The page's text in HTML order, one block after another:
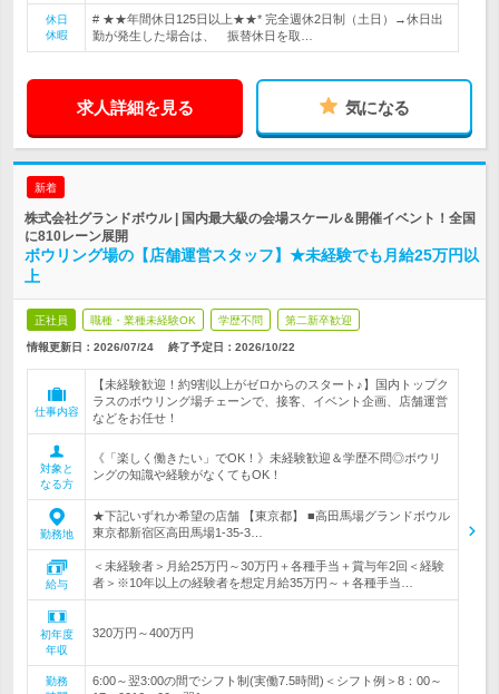
休日
休暇
# ★★年間休日125日以上★★* 完全週休2日制（土日）→休日出
勤が発生した場合は、 振替休日を取…
求人詳細を見る 気になる
新着
株式会社グランドボウル | 国内最大級の会場スケール＆開催イベント！全国
に810レーン展開
ボウリング場の【店舗運営スタッフ】★未経験でも月給25万円以
上
正社員 職種・業種未経験OK 学歴不問 第二新卒歓迎
情報更新日：2026/07/24 終了予定日： 2026/10/22
仕事内容
【未経験歓迎！約9割以上がゼロからのスタート♪】国内トップク
ラスのボウリング場チェーンで、接客、イベント企画、店舗運営
などをお任せ！
対象と
なる方
《「楽しく働きたい」でOK！》未経験歓迎＆学歴不問◎ボウリ
ングの知識や経験がなくてもOK！
勤務地
★下記いずれか希望の店舗 【東京都】 ■高田馬場グランドボウル
東京都新宿区高田馬場1-35-3…
給与
＜未経験者＞月給25万円～30万円＋各種手当＋賞与年2回＜経験
者＞※10年以上の経験者を想定月給35万円～＋各種手当…
初年度
年収
320万円～400万円
勤務
6:00～翌3:00の間でシフト制(実働7.5時間)＜シフト例＞8：00～